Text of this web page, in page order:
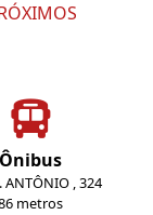
Ônibus
ANTÔNIO , 324
metros